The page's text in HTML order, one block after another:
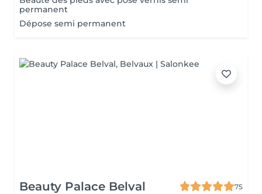
permanent
Dépose semi permanent
Beauty Palace Belval
75